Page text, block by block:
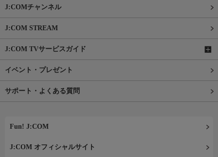
J:COMチャンネル
J:COM STREAM
J:COM TVサービスガイド
イベント・プレゼント
サポート・よくある質問
Fun! J:COM
J:COM オフィシャルサイト